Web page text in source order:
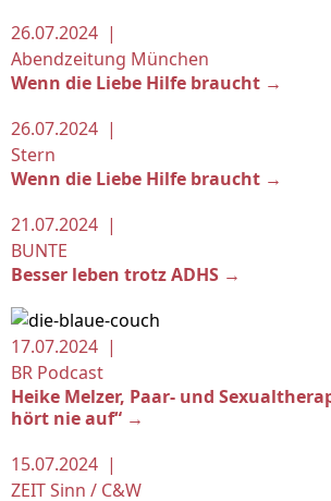
26.07.2024 |
Abendzeitung München
Wenn die Liebe Hilfe braucht →
26.07.2024 |
Stern
Wenn die Liebe Hilfe braucht →
21.07.2024 |
BUNTE
Besser leben trotz ADHS →
17.07.2024 |
BR Podcast
Heike Melzer, Paar- und
hört nie auf“ →
15.07.2024 |
ZEIT Sinn / C&W